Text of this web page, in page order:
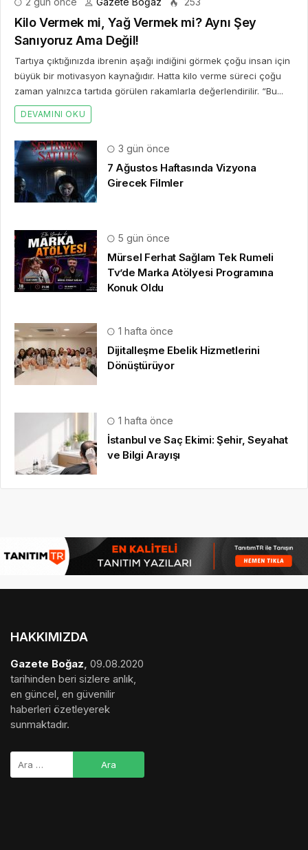
Kilo Vermek mi, Yağ Vermek mi? Aynı Şey
Sanıyoruz Ama Değil!
Tartıya çıktığınızda ibrenin aşağı indiğini görmek çoğu insan için
büyük bir motivasyon kaynağıdır. Hatta kilo verme süreci çoğu
zaman yalnızca tartıda görülen rakamlarla değerlendirilir. “Bu...
DEVAMINI OKU
3 gün önce
7 Ağustos Haftasında Vizyona
Girecek Filmler
5 gün önce
Mürsel Ferhat Sağlam Tek Rumeli
Tv’de Marka Atölyesi Programına
Konuk Oldu
1 hafta önce
Dijitalleşme Ebelik Hizmetlerini
Dönüştürüyor
1 hafta önce
İstanbul ve Saç Ekimi: Şehir, Seyahat
ve Bilgi Arayışı
HAKKIMIZDA
Gazete Boğaz, 09.08.2020
tarihinden beri sizlere anlık,
en güncel, en güvenilir
haberleri özetleyerek
sunmaktadır.